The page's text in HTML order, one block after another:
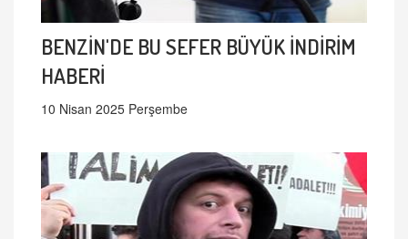
BENZİN'DE BU SEFER BÜYÜK İNDİRİM
HABERİ
10 Nisan 2025 Perşembe